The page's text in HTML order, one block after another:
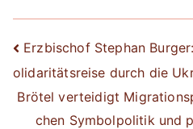
Beitrags-
Navigation
Erzbischof Stephan
olidaritätsreise durch die
Brötel verteidigt
chen Symbolpolitik und